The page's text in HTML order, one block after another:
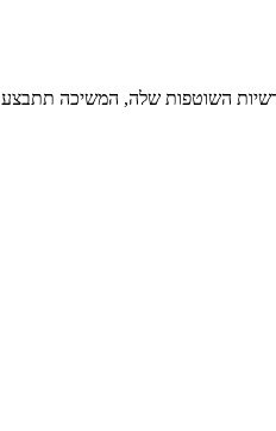
חשבון מסחר עצמאי (חשיפה ל 30% מניות), כדי לממן את ההוצאות